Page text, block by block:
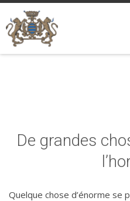
De grandes
Quelque chose d’énorme